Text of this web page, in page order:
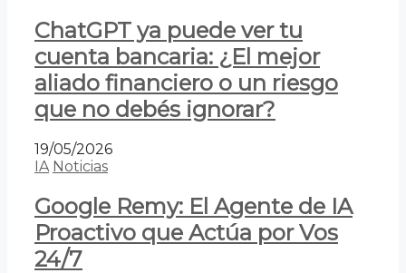
ChatGPT ya puede ver tu
cuenta bancaria: ¿El mejor
aliado financiero o un riesgo
que no debés ignorar?
19/05/2026
IA Noticias
Google Remy: El Agente de IA
Proactivo que Actúa por Vos
24/7